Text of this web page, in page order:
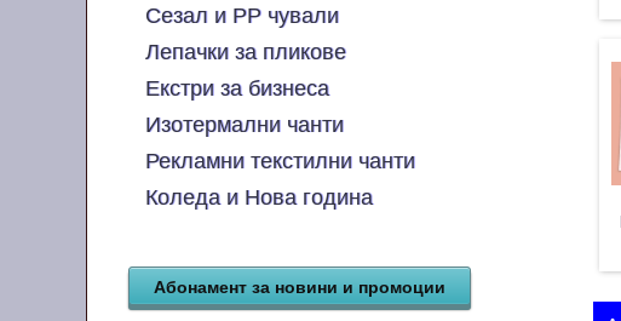
Сезал и PP чували
Лепачки за пликове
Екстри за бизнеса
Изотермални чанти
Рекламни текстилни чанти
Коледа и Нова година